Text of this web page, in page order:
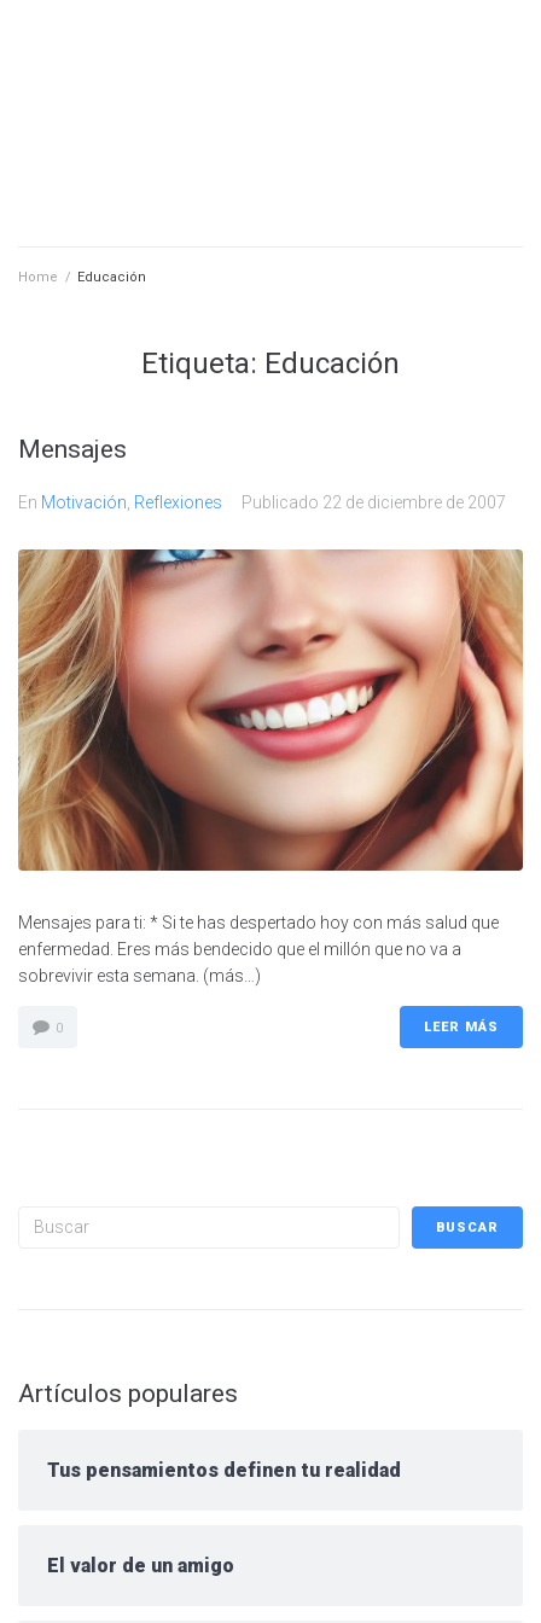
Home / Educación
Etiqueta: Educación
Mensajes
En Motivación, Reflexiones Publicado 22 de diciembre de 2007
Mensajes para ti: * Si te has despertado hoy con más salud que
enfermedad. Eres más bendecido que el millón que no va a
sobrevivir esta semana. (más…)
0 LEER MÁS
Buscar BUSCAR
Artículos populares
Tus pensamientos definen tu realidad
El valor de un amigo